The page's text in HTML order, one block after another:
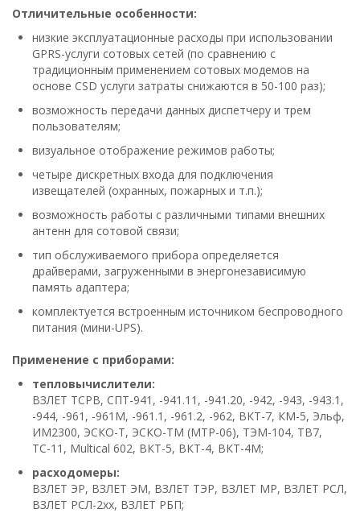
Отличительные особенности:
низкие эксплуатационные расходы при использовании
GPRS-услуги сотовых сетей (по сравнению с
традиционным применением сотовых модемов на
основе CSD услуги затраты снижаются в 50-100 раз);
возможность передачи данных диспетчеру и трем
пользователям;
визуальное отображение режимов работы;
четыре дискретных входа для подключения
извещателей (охранных, пожарных и т.п.);
возможность работы с различными типами внешних
антенн для сотовой связи;
тип обслуживаемого прибора определяется
драйверами, загруженными в энергонезависимую
память адаптера;
комплектуется встроенным источником беспроводного
питания (мини-UPS).
Применение с приборами:
тепловычислители:
ВЗЛЕТ ТСРВ, СПТ-941, -941.11, -941.20, -942, -943, -943.1,
-944, -961, -961М, -961.1, -961.2, -962, ВКТ-7, КМ-5, Эльф,
ИМ2300, ЭСКО-Т, ЭСКО-ТМ (МТР-06), ТЭМ-104, ТВ7,
ТС-11, Multical 602, ВКТ-5, ВКТ-4, ВКТ-4М;
расходомеры:
ВЗЛЕТ ЭР, ВЗЛЕТ ЭМ, ВЗЛЕТ ТЭР, ВЗЛЕТ МР, ВЗЛЕТ РСЛ,
ВЗЛЕТ РСЛ-2хх, ВЗЛЕТ РБП;